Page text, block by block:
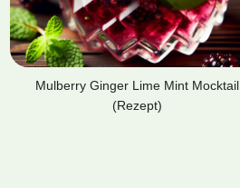
Mulberry Ginger Lime Mint Mocktail
(Rezept)